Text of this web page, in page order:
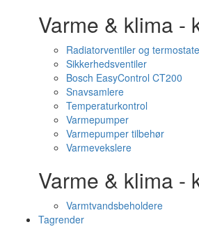
Varme & klima -
Radiatorventiler og
Sikkerhedsventiler
Bosch EasyControl CT200
Snavsamlere
Temperaturkontrol
Varmepumper
Varmepumper tilbehør
Varmevekslere
Varme & klima -
Varmtvandsbeholdere
Tagrender